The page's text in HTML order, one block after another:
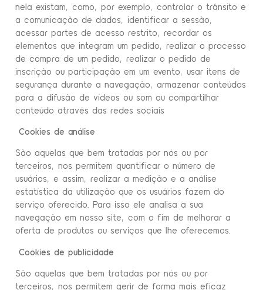
nela existam, como, por exemplo, controlar o trânsito e
a comunicação de dados, identificar a sessão,
acessar partes de acesso restrito, recordar os
elementos que integram um pedido, realizar o processo
de compra de um pedido, realizar o pedido de
inscrição ou participação em um evento, usar itens de
segurança durante a navegação, armazenar conteúdos
para a difusão de vídeos ou som ou compartilhar
conteúdo através das redes sociais
Cookies de análise
São aquelas que bem tratadas por nós ou por
terceiros, nos permitem quantificar o número de
usuários, e assim, realizar a medição e a análise
estatística da utilização que os usuários fazem do
serviço oferecido. Para isso ele analisa a sua
navegação em nosso site, com o fim de melhorar a
oferta de produtos ou serviços que lhe oferecemos.
Cookies de publicidade
São aquelas que bem tratadas por nós ou por
terceiros, nos permitem gerir de forma mais eficaz